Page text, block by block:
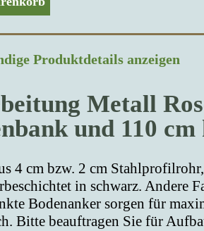
Produktdetails anzeigen
Metall
und 110 cm
4 cm bzw. 2 cm
in schwarz. Andere
Bodenanker sorgen für
Bitte beauftragen Sie für